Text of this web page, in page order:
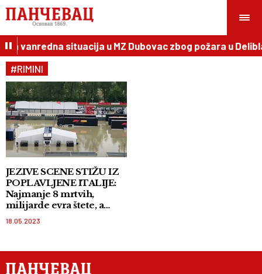
vanredna situacija u MZ Dubovac zbog požara u
#RIMINI
JEZIVE SCENE STIŽU IZ
POPLAVLJENE ITALIJE:
Najmanje 8 mrtvih,
milijarde evra štete, a
stale! VIDEO
18.05.2023